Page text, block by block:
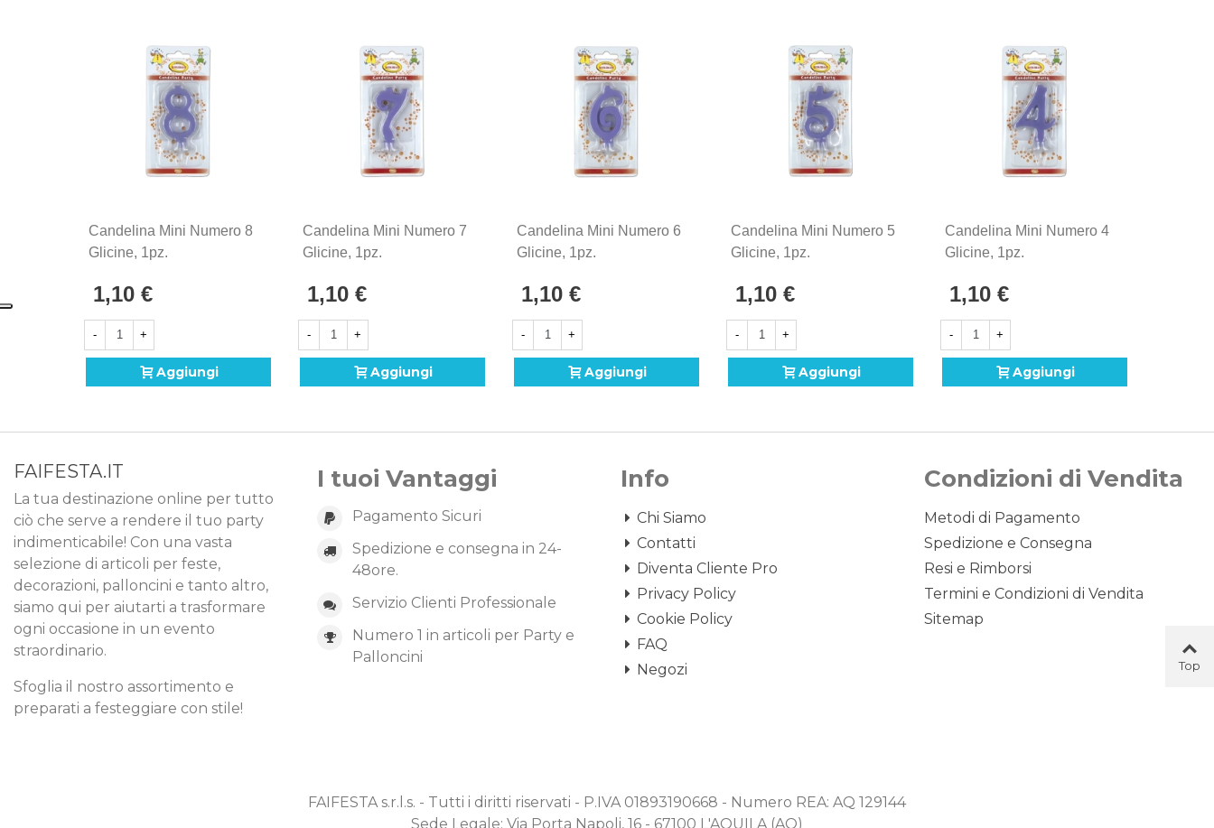
Candelina Mini Numero 8
Glicine, 1pz.
1,10 €
- +
Aggiungi
Candelina Mini Numero 7
Glicine, 1pz.
1,10 €
- +
Aggiungi
Candelina Mini Numero 6
Glicine, 1pz.
1,10 €
- +
Aggiungi
Candelina Mini Numero 5
Glicine, 1pz.
1,10 €
- +
Aggiungi
Candelina Mini Numero 4
Glicine, 1pz.
1,10 €
- +
Aggiungi
FAIFESTA.IT
La tua destinazione online per tutto
ciò che serve a rendere il tuo party
indimenticabile! Con una vasta
selezione di articoli per feste,
decorazioni, palloncini e tanto altro,
siamo qui per aiutarti a trasformare
ogni occasione in un evento
straordinario.
Sfoglia il nostro assortimento e
preparati a festeggiare con stile!
I tuoi Vantaggi
Pagamento Sicuri
Spedizione e consegna in 24-
48ore.
Servizio Clienti Professionale
Numero 1 in articoli per Party e
Palloncini
Info
Chi Siamo
Contatti
Diventa Cliente Pro
Privacy Policy
Cookie Policy
FAQ
Negozi
Condizioni di Vendita
Metodi di Pagamento
Spedizione e Consegna
Resi e Rimborsi
Termini e Condizioni di Vendita
Sitemap
FAIFESTA s.r.l.s. - Tutti i diritti riservati - P.IVA 01893190668 - Numero REA: AQ 129144
Sede Legale: Via Porta Napoli, 16 - 67100 L'AQUILA (AQ)
Top